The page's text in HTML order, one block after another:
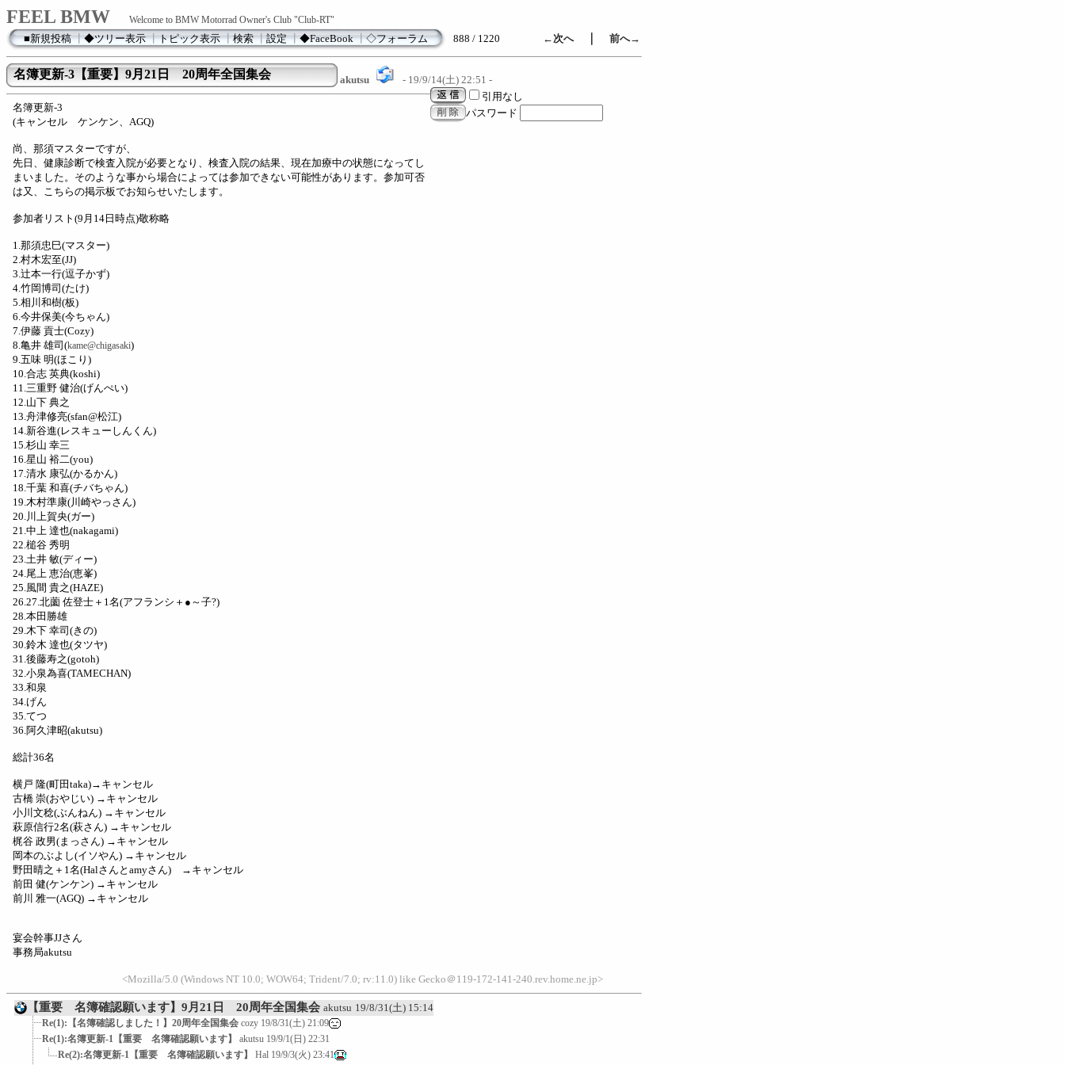
FEEL BMW Welcome to BMW Motorrad Owner's Club "Club-RT"
■新規投稿┃◆ツリー表示┃トピック表示┃検索┃設定┃◆FaceBook┃◇フォーラム 888 / 1220 ←次へ｜ 前へ→
名簿更新-3【重要】9月21日 20周年全国集会 akutsu
- 19/9/14(土) 22:51 -
引用なし
パスワード
名簿更新-3
(キャンセル ケンケン、AGQ)
尚、那須マスターですが、
先日、健康診断で検査入院が必要となり、検査入院の結果、現在加療中の状態になってし
まいました。そのような事から場合によっては参加できない可能性があります。参加可否
は又、こちらの掲示板でお知らせいたします。
参加者リスト(9月14日時点)敬称略
1.那須忠巳(マスター)
2.村木宏至(JJ)
3.辻本一行(逗子かず)
4.竹岡博司(たけ)
5.相川和樹(板)
6.今井保美(今ちゃん)
7.伊藤 貢士(Cozy)
8.亀井 雄司(kame@chigasaki)
9.五味 明(ほこり)
10.合志 英典(koshi)
11.三重野 健治(げんぺい)
12.山下 典之
13.舟津修亮(sfan@松江)
14.新谷進(レスキューしんくん)
15.杉山 幸三
16.星山 裕二(you)
17.清水 康弘(かるかん)
18.千葉 和喜(チバちゃん)
19.木村準康(川崎やっさん)
20.川上賀央(ガー)
21.中上 達也(nakagami)
22.槌谷 秀明
23.土井 敏(ディー)
24.尾上 恵治(恵峯)
25.風間 貴之(HAZE)
26.27.北薗 佐登士＋1名(アフランシ＋●～子?)
28.本田勝雄
29.木下 幸司(きの)
30.鈴木 達也(タツヤ)
31.後藤寿之(gotoh)
32.小泉為喜(TAMECHAN)
33.和泉
34.げん
35.てつ
36.阿久津昭(akutsu)
総計36名
横戸 隆(町田taka)→キャンセル
古橋 崇(おやじい) →キャンセル
小川文稔(ぶんねん) →キャンセル
萩原信行2名(萩さん) →キャンセル
梶谷 政男(まっさん) →キャンセル
岡本のぶよし(イソやん) →キャンセル
野田晴之＋1名(Halさんとamyさん) →キャンセル
前田 健(ケンケン) →キャンセル
前川 雅一(AGQ) →キャンセル
宴会幹事JJさん
事務局akutsu
<Mozilla/5.0 (Windows NT 10.0; WOW64; Trident/7.0; rv:11.0) like Gecko＠119-172-141-240.rev.home.ne.jp>
【重要 名簿確認願います】9月21日 20周年全国集会 akutsu 19/8/31(土) 15:14
Re(1):【名簿確認しました！】20周年全国集会 cozy 19/8/31(土) 21:09
Re(1):名簿更新-1【重要 名簿確認願います】
akutsu 19/9/1(日) 22:31
Re(2):名簿更新-1【重要 名簿確認願います】
Hal 19/9/3(火) 23:41